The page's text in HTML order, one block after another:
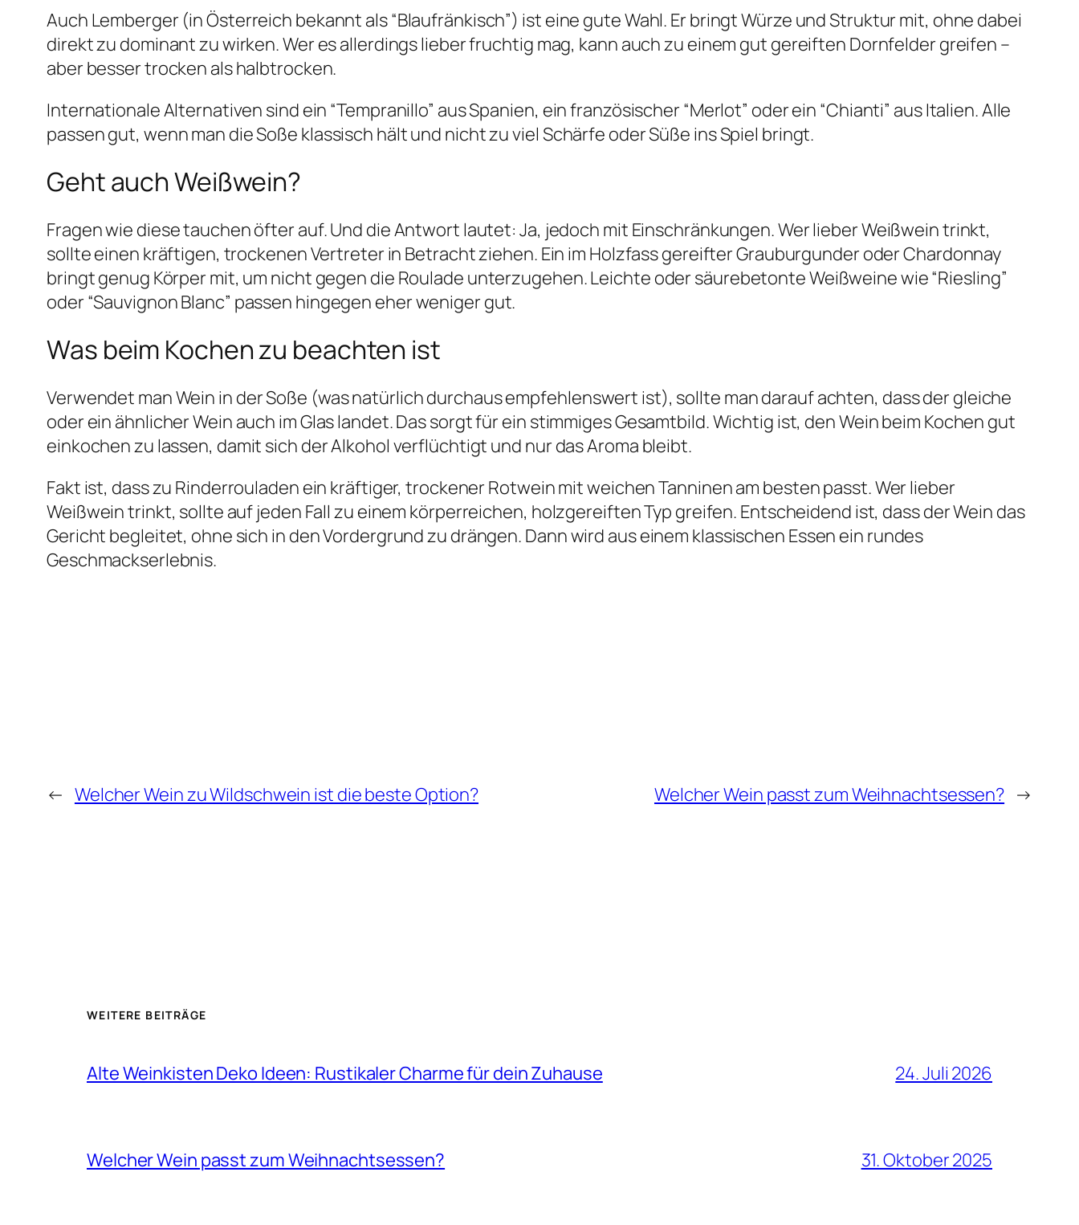
Auch Lemberger (in Österreich bekannt als “Blaufränkisch”) ist eine gute Wahl. Er bringt Würze und Struktur mit, ohne dabei
direkt zu dominant zu wirken. Wer es allerdings lieber fruchtig mag, kann auch zu einem gut gereiften Dornfelder greifen –
aber besser trocken als halbtrocken.
Internationale Alternativen sind ein “Tempranillo” aus Spanien, ein französischer “Merlot” oder ein “Chianti” aus Italien. Alle
passen gut, wenn man die Soße klassisch hält und nicht zu viel Schärfe oder Süße ins Spiel bringt.
Geht auch Weißwein?
Fragen wie diese tauchen öfter auf. Und die Antwort lautet: Ja, jedoch mit Einschränkungen. Wer lieber Weißwein trinkt,
sollte einen kräftigen, trockenen Vertreter in Betracht ziehen. Ein im Holzfass gereifter Grauburgunder oder Chardonnay
bringt genug Körper mit, um nicht gegen die Roulade unterzugehen. Leichte oder säurebetonte Weißweine wie “Riesling”
oder “Sauvignon Blanc” passen hingegen eher weniger gut.
Was beim Kochen zu beachten ist
Verwendet man Wein in der Soße (was natürlich durchaus empfehlenswert ist), sollte man darauf achten, dass der gleiche
oder ein ähnlicher Wein auch im Glas landet. Das sorgt für ein stimmiges Gesamtbild. Wichtig ist, den Wein beim Kochen gut
einkochen zu lassen, damit sich der Alkohol verflüchtigt und nur das Aroma bleibt.
Fakt ist, dass zu Rinderrouladen ein kräftiger, trockener Rotwein mit weichen Tanninen am besten passt. Wer lieber
Weißwein trinkt, sollte auf jeden Fall zu einem körperreichen, holzgereiften Typ greifen. Entscheidend ist, dass der Wein das
Gericht begleitet, ohne sich in den Vordergrund zu drängen. Dann wird aus einem klassischen Essen ein rundes
Geschmackserlebnis.
← Welcher Wein zu Wildschwein ist die beste Option? Welcher Wein passt zum Weihnachtsessen? →
WEITERE BEITRÄGE
Alte Weinkisten Deko Ideen: Rustikaler Charme für dein Zuhause 24. Juli 2026
Welcher Wein passt zum Weihnachtsessen? 31. Oktober 2025